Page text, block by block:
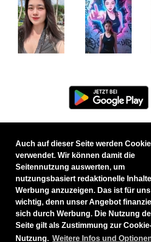
Auch auf dieser Seite werden
verwendet. Wir können damit die
Seitennutzung auswerten, um
nutzungsbasiert redaktionelle
Werbung anzuzeigen. Das ist für uns
wichtig, denn unser Angebot
sich durch Werbung. Die Nutzung
Seite gilt als Zustimmung zur
Nutzung. Weitere Infos und
Datenschutzerklärung AGB
Nehmen Sie Kontakt mit uns auf
Unsere anderen
BlackAndBeauties